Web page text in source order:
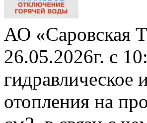
АО «Саровская
26.05.2026г. с
гидравлическое
отопления на